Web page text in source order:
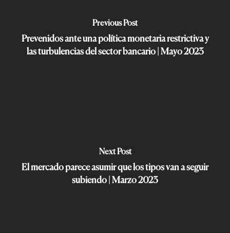
Previous Post
Prevenidos ante una política monetaria restrictiva y
las turbulencias del sector bancario | Mayo 2023
Next Post
El mercado parece asumir que los tipos van a seguir
subiendo | Marzo 2023